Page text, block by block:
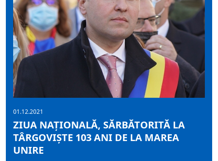
01.12.2021
ZIUA NAȚIONALĂ, SĂRBĂTORITĂ LA
TÂRGOVIȘTE 103 ANI DE LA MAREA
UNIRE